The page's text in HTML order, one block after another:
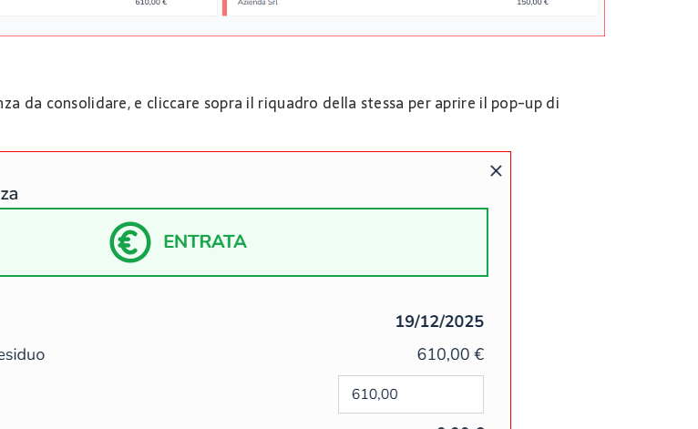
da consolidare, e cliccare sopra il riquadro della stessa per aprire il pop-up di